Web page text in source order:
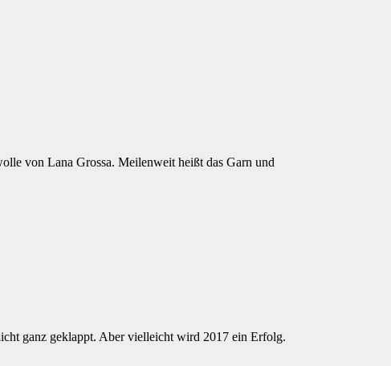
von Lana Grossa. Meilenweit heißt das Garn und
ganz geklappt. Aber vielleicht wird 2017 ein Erfolg.